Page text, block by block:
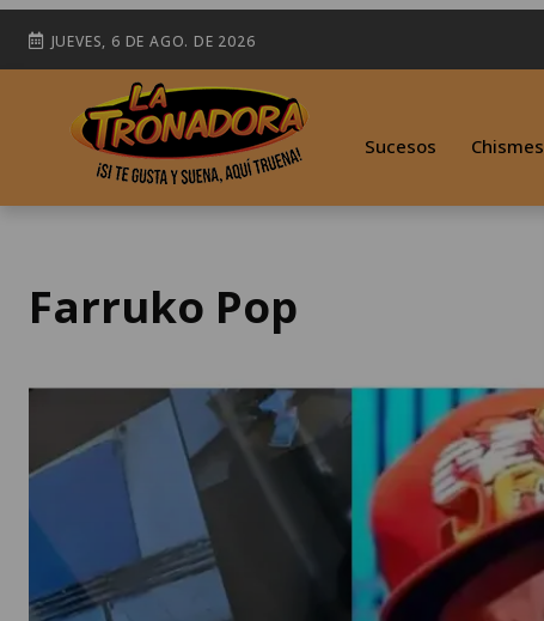
JUEVES, 6 DE AGO. DE 2026
Sucesos Chismes
Farruko Pop